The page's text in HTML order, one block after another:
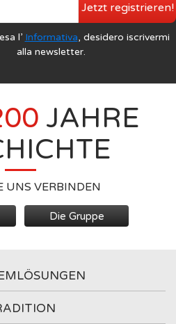
l’ Informativa, desidero iscrivermi
alla newsletter.
Jetzt registrieren!
JAHRE
UNS VERBINDEN
Die Gruppe